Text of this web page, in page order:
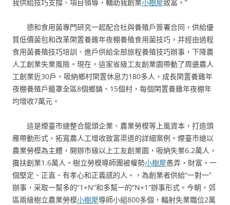
我供給技巧支撐、項目領導，輔助我創業小樹屋致富。”
德和食用菌專門研究一起配合社與養殖戶簽署合同，供給優
質低價菌包和改革閑置養雞年夜棚養殖食用菌技巧，并經由過程
食用菌養殖技巧培訓、進戶供給全部旅程養殖技巧辦事，下降農
人工創業失業風險。現在，這家省級工友創業園帶動了周邊農人
工創業近30戶，吸納鄉村閑置休息力180多人，成長閑置養雞年
夜棚養殖戶籠罩全區8個鄉鎮、15個村，每個閑置養雞年夜棚年
均增收7萬元。
這是煙臺市總整合龍頭企業、農業勞模等上風資本，打造頭
雁帶動形式，拓寬農人工增收致富渠道的詳細案例。煙臺市總以
農業勞模為主體，開辦市級以上工友創業園，吸納失業6.2萬人，
攙扶創業1.6萬人。樹立勞模導師團被權勢小樹屋愚弄，財富。一
個堅定、正直、有孝心和正義感的人。，為創業者供給“一對一”
辦事，采取一幫多的“1+N”和多幫一的“N+1”辦事形式。今朝，郊
區兩級樹立農業勞模小樹屋導師小組800多個，輻射失業職位2萬